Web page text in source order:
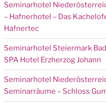
Seminarhotel
– Hafnerhotel – Das
Hafnertec
Seminarhotel Steiermark
SPA Hotel Erzherzog Johann
Seminarhotel
Seminarräume – Schloss